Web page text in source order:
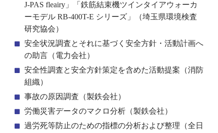
J-PAS fleairy」「鉄筋結束機ツインタイアウォーカ
ーモデル RB-400T-E シリーズ」（埼玉県環境検査
研究協会）
安全状況調査とそれに基づく安全方針・活動計画へ
の助言（電力会社）
安全性調査と安全方針策定を含めた活動提案（消防
組織）
事故の原因調査（製鉄会社）
労働災害データのマクロ分析（製鉄会社）
過労死等防止のための指標の分析および整理（全日